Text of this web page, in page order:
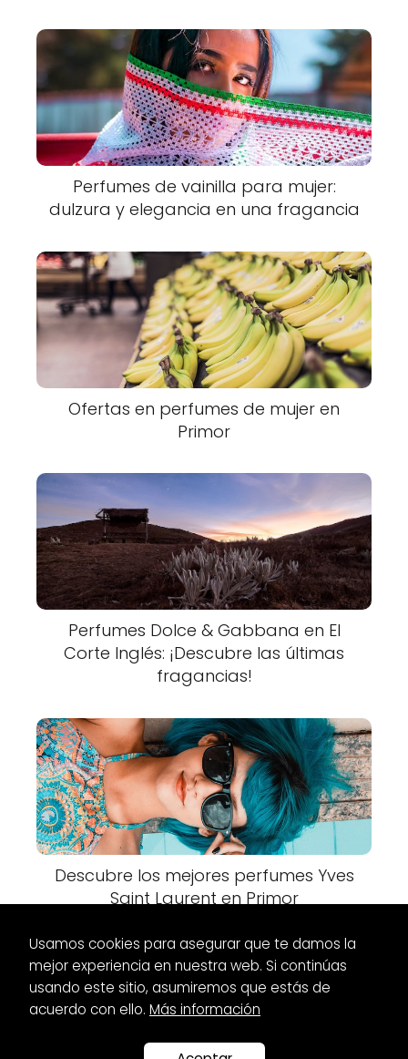
Perfumes de vainilla para mujer:
dulzura y elegancia en una fragancia
Ofertas en perfumes de mujer en
Primor
Perfumes Dolce & Gabbana en El
Corte Inglés: ¡Descubre las últimas
fragancias!
Descubre los mejores perfumes Yves
Saint Laurent en Primor
Perfumes duraderos y económicos
Usamos cookies para asegurar que te damos la
mejor experiencia en nuestra web. Si continúas
usando este sitio, asumiremos que estás de
acuerdo con ello. Más información